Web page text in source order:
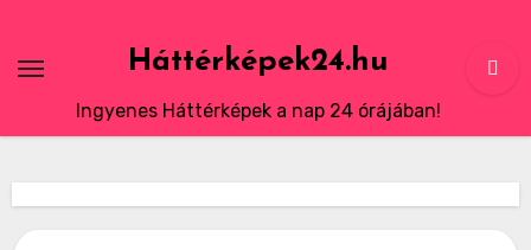
content
Háttérképek24.hu
Ingyenes Háttérképek a nap 24 órájában!